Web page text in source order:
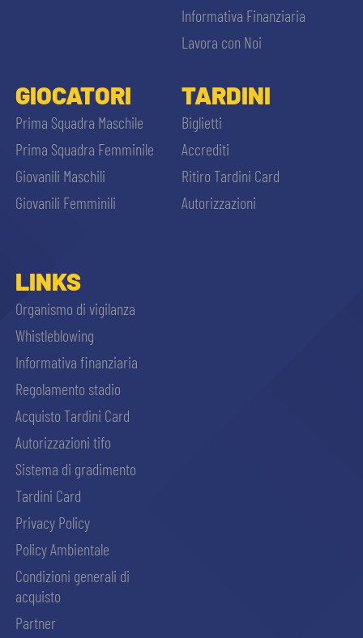
Informativa Finanziaria
Lavora con Noi
GIOCATORI
Prima Squadra Maschile
Prima Squadra Femminile
Giovanili Maschili
Giovanili Femminili
TARDINI
Biglietti
Accrediti
Ritiro Tardini Card
Autorizzazioni
LINKS
Organismo di vigilanza
Whistleblowing
Informativa finanziaria
Regolamento stadio
Acquisto Tardini Card
Autorizzazioni tifo
Sistema di gradimento
Tardini Card
Privacy Policy
Policy Ambientale
Condizioni generali di
acquisto
Partner